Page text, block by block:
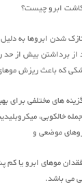
ابرو چیست؟
شدن ابروها به
از برداشتن بیش از
که باعث ریزش
های مختلفی برای
خالکوبی،
موضعی و
فقدان موهای ابرو یا کم
می باشد.